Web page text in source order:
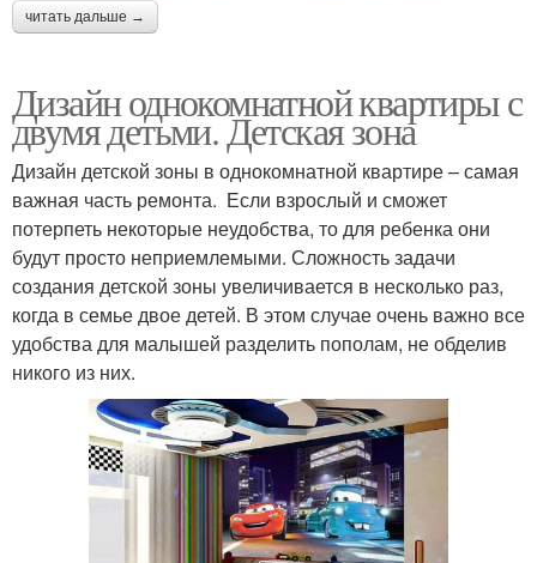
читать дальше →
Дизайн однокомнатной квартиры с
двумя детьми. Детская зона
Дизайн детской зоны в однокомнатной квартире – самая
важная часть ремонта. Если взрослый и сможет
потерпеть некоторые неудобства, то для ребенка они
будут просто неприемлемыми. Сложность задачи
создания детской зоны увеличивается в несколько раз,
когда в семье двое детей. В этом случае очень важно все
удобства для малышей разделить пополам, не обделив
никого из них.